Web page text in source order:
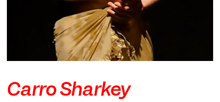
Carro Sharkey